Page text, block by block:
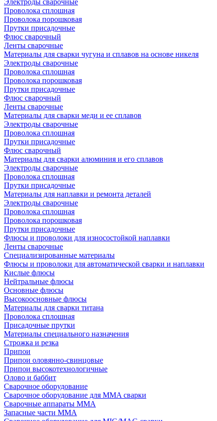
Электроды сварочные
Проволока сплошная
Проволока порошковая
Прутки присадочные
Флюс сварочный
Ленты сварочные
Материалы для сварки чугуна и сплавов на основе никеля
Электроды сварочные
Проволока сплошная
Проволока порошковая
Прутки присадочные
Флюс сварочный
Ленты сварочные
Материалы для сварки меди и ее сплавов
Электроды сварочные
Проволока сплошная
Прутки присадочные
Флюс сварочный
Материалы для сварки алюминия и его сплавов
Электроды сварочные
Проволока сплошная
Прутки присадочные
Материалы для наплавки и ремонта деталей
Электроды сварочные
Проволока сплошная
Проволока порошковая
Прутки присадочные
Флюсы и проволоки для износостойкой наплавки
Ленты сварочные
Специализированные материалы
Флюсы и проволоки для автоматической сварки и наплавки
Кислые флюсы
Нейтральные флюсы
Основные флюсы
Высокоосновные флюсы
Материалы для сварки титана
Проволока сплошная
Присадочные прутки
Материалы специального назначения
Строжка и резка
Припои
Припои оловянно-свинцовые
Припои высокотехнологичные
Олово и баббит
Сварочное оборудование
Сварочное оборудование для MMA сварки
Сварочные аппараты MMA
Запасные части MMA